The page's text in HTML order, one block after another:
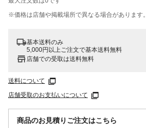
※価格は​店舗や​掲載場所で​異なる​場合が​あります。
基本送料のみ
5,000円以上ご注文で基本送料無料
店舗での受取は送料無料
送料について
店舗受取のお支払いについて
商品のお見積りご注文はこちら